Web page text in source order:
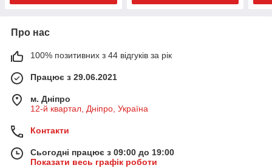
Про нас
100% позитивних з 44 відгуків за рік
Працює з 29.06.2021
м. Дніпро
12-й квартал, Дніпро, Україна
Контакти
Сьогодні працює з 09:00 до 19:00
Показати весь графік роботи